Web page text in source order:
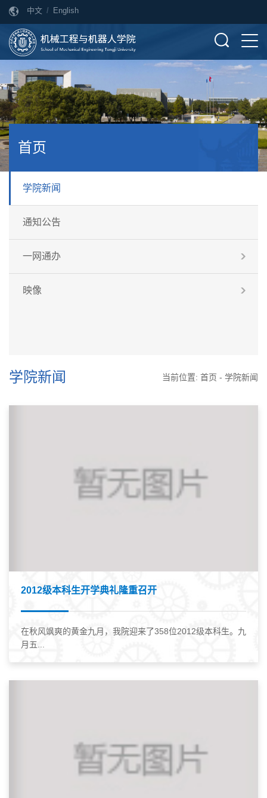
中文 / English
首页
学院新闻
通知公告
一网通办
映像
学院新闻 当前位置: 首页 - 学院新闻
2012级本科生开学典礼隆重召开
在秋风飒爽的黄金九月，我院迎来了358位2012级本科生。九
月五...